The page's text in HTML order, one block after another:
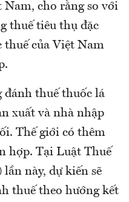
cho rằng so với
thuế tiêu thụ đặc
thuế của Việt Nam
đánh thuế thuốc lá
xuất và nhà nhập
Thế giới có thêm
hợp. Tại Luật Thuế
này, dự kiến sẽ
thuế theo hướng kết